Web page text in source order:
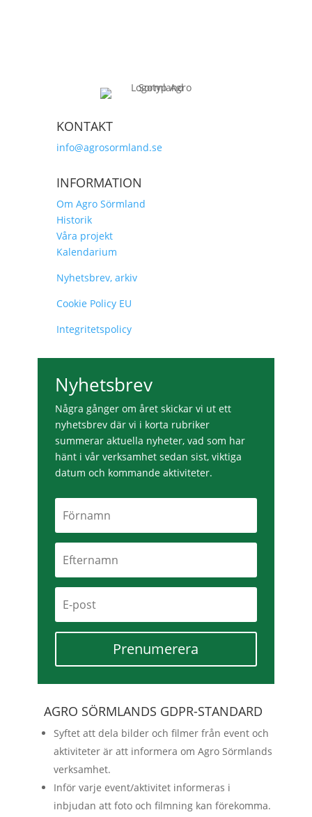
KONTAKT
info@agrosormland.se
INFORMATION
Om Agro Sörmland
Historik
Våra projekt
Kalendarium
Nyhetsbrev, arkiv
Cookie Policy EU
Integritetspolicy
Nyhetsbrev
Några gånger om året skickar vi ut ett
nyhetsbrev där vi i korta rubriker
summerar aktuella nyheter, vad som har
hänt i vår verksamhet sedan sist, viktiga
datum och kommande aktiviteter.
Prenumerera
AGRO SÖRMLANDS GDPR-STANDARD
Syftet att dela bilder och filmer från event och
aktiviteter är att informera om Agro Sörmlands
verksamhet.
Inför varje event/aktivitet informeras i
inbjudan att foto och filmning kan förekomma.